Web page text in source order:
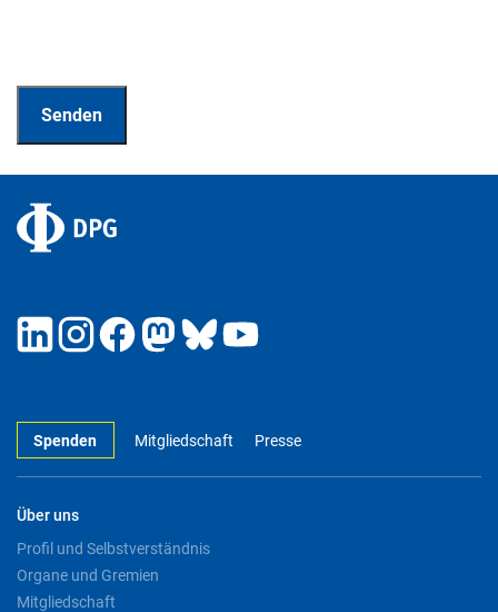
Spenden Mitgliedschaft Presse
Über uns
Profil und Selbstverständnis
Organe und Gremien
Mitgliedschaft